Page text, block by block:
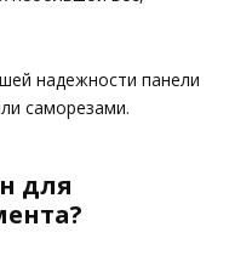
надежности панели
саморезами.
для